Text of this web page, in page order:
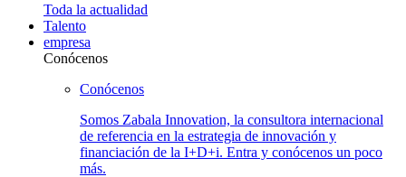
Toda la actualidad
Talento
empresa
Conócenos
Conócenos
Somos Zabala Innovation, la consultora internacional
de referencia en la estrategia de innovación y
financiación de la I+D+i. Entra y conócenos un poco
más.